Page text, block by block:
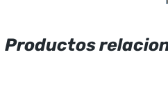
Productos